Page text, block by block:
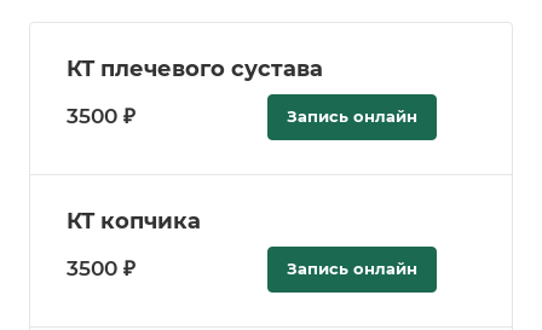
КТ плечевого сустава
3500 ₽ Запись онлайн
КТ копчика
3500 ₽ Запись онлайн